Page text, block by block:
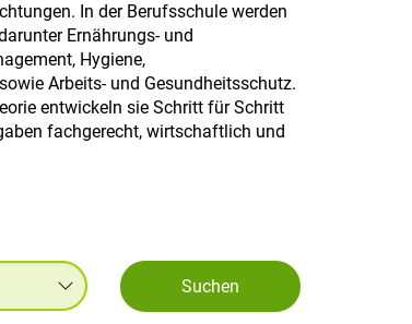
In der Berufsschule werden
Ernährungs- und
Hygiene,
Arbeits- und Gesundheitsschutz.
entwickeln sie Schritt für Schritt
fachgerecht, wirtschaftlich und
Suchen